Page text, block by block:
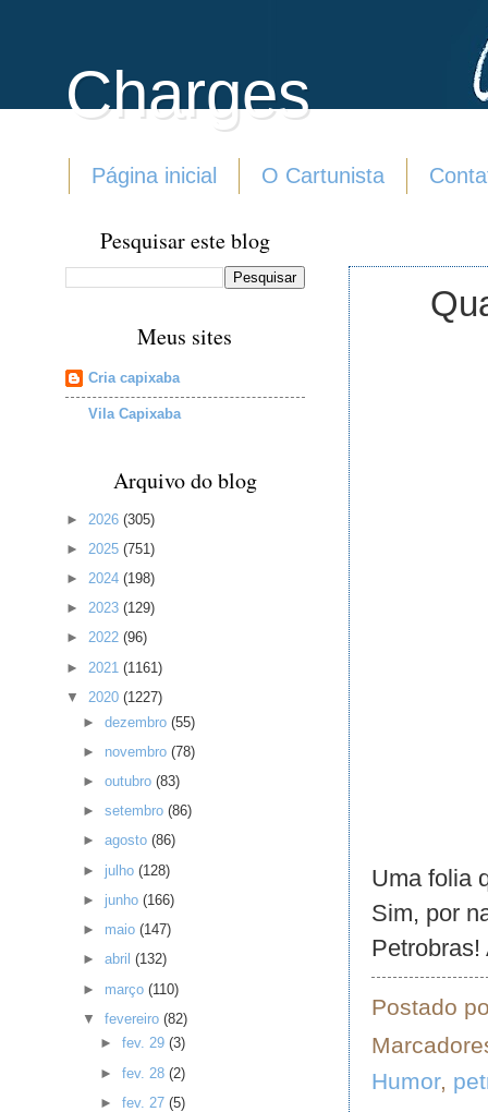
Charges
Página inicial O Cartunista
Uma folia
Sim, por
Petrobras!
Postado
Humor,
Pesquisar este blog
Meus sites
Cria capixaba
Vila Capixaba
Arquivo do blog
► 2026 (305)
► 2025 (751)
► 2024 (198)
► 2023 (129)
► 2022 (96)
► 2021 (1161)
▼ 2020 (1227)
►dezembro(55)
► novembro(78)
►outubro(83)
►setembro(86)
►agosto(86)
► julho(128)
► junho(166)
► maio(147)
►abril(132)
► março(110)
▼fevereiro(82)
► fev. 29 (3)
► fev. 28 (2)
► fev. 27 (5)